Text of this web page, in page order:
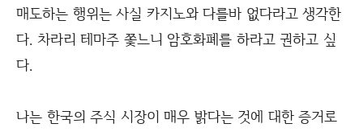
매도하는 행위는 사실 카지노와 다를바 없다라고 생각한
다. 차라리 테마주 쫓느니 암호화폐를 하라고 권하고 싶
다.
나는 한국의 주식 시장이 매우 밝다는 것에 대한 증거로